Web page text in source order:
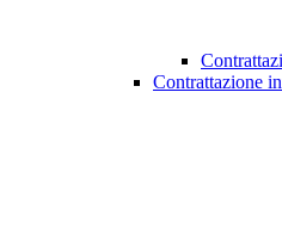
Contrattazione